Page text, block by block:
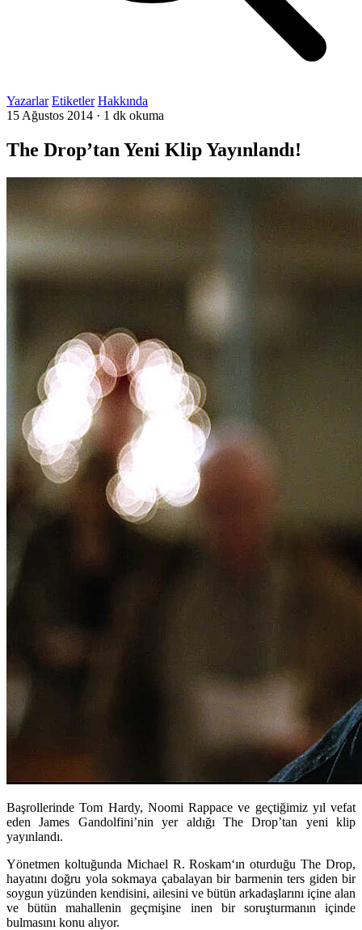
Yazarlar Etiketler Hakkında
15 Ağustos 2014 · 1 dk okuma
The Drop’tan Yeni Klip Yayınlandı!
Başrollerinde Tom Hardy, Noomi Rappace ve geçtiğimiz yıl vefat
eden James Gandolfini’nin yer aldığı The Drop’tan yeni klip
yayınlandı.
Yönetmen koltuğunda Michael R. Roskam‘ın oturduğuThe Drop,
hayatını doğru yola sokmaya çabalayan bir barmenin ters giden bir
soygun yüzünden kendisini, ailesini ve bütün arkadaşlarını içine alan
ve bütün mahallenin geçmişine inen bir soruşturmanın içinde
bulmasını konu alıyor.